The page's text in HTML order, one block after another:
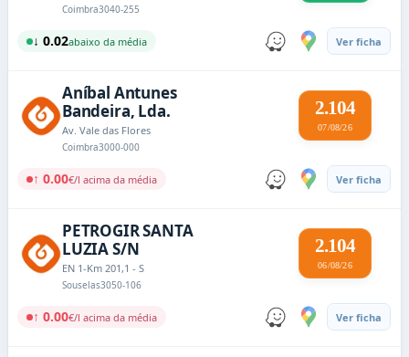
Coimbra3040-255
↓ 0.02abaixo da média Ver ficha
Aníbal Antunes
Bandeira, Lda.
Av. Vale das Flores
Coimbra3000-000
2.104
07/08/26
↑ 0.00€/l acima da média Ver ficha
PETROGIR SANTA
LUZIA S/N
EN 1-Km 201,1 - S
Souselas3050-106
2.104
06/08/26
↑ 0.00€/l acima da média Ver ficha